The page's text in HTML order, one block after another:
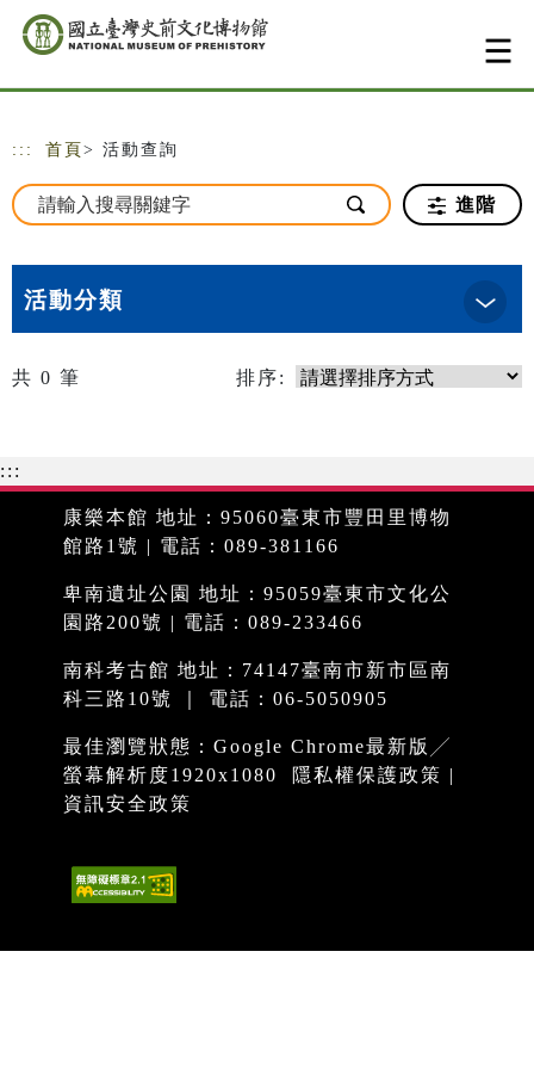
跳到主要內容
網站導覽
::: 首頁 > 活動查詢
進階
活動分類
共 0 筆 排序:
:::
康樂本館 地址：95060臺東市豐田里博物
館路1號 | 電話：089-381166
卑南遺址公園 地址：95059臺東市文化公
園路200號 | 電話：089-233466
南科考古館 地址：74147臺南市新市區南
科三路10號 ｜ 電話：06-5050905
最佳瀏覽狀態：Google Chrome最新版╱
螢幕解析度1920x1080
隱私權保護政策 |
資訊安全政策